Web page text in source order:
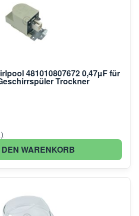
481010807672 0,47µF für
Trockner
DEN WARENKORB